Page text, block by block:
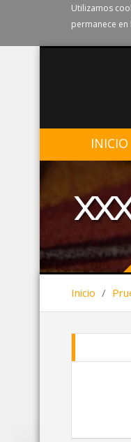
Utilizamos
permanece
INICIO
Inicio /